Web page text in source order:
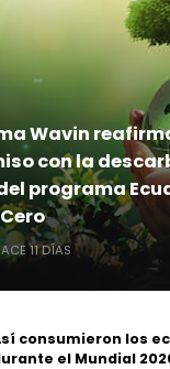
Wavin
con la
programa
11 DÍAS
consumieron los
el Mundial